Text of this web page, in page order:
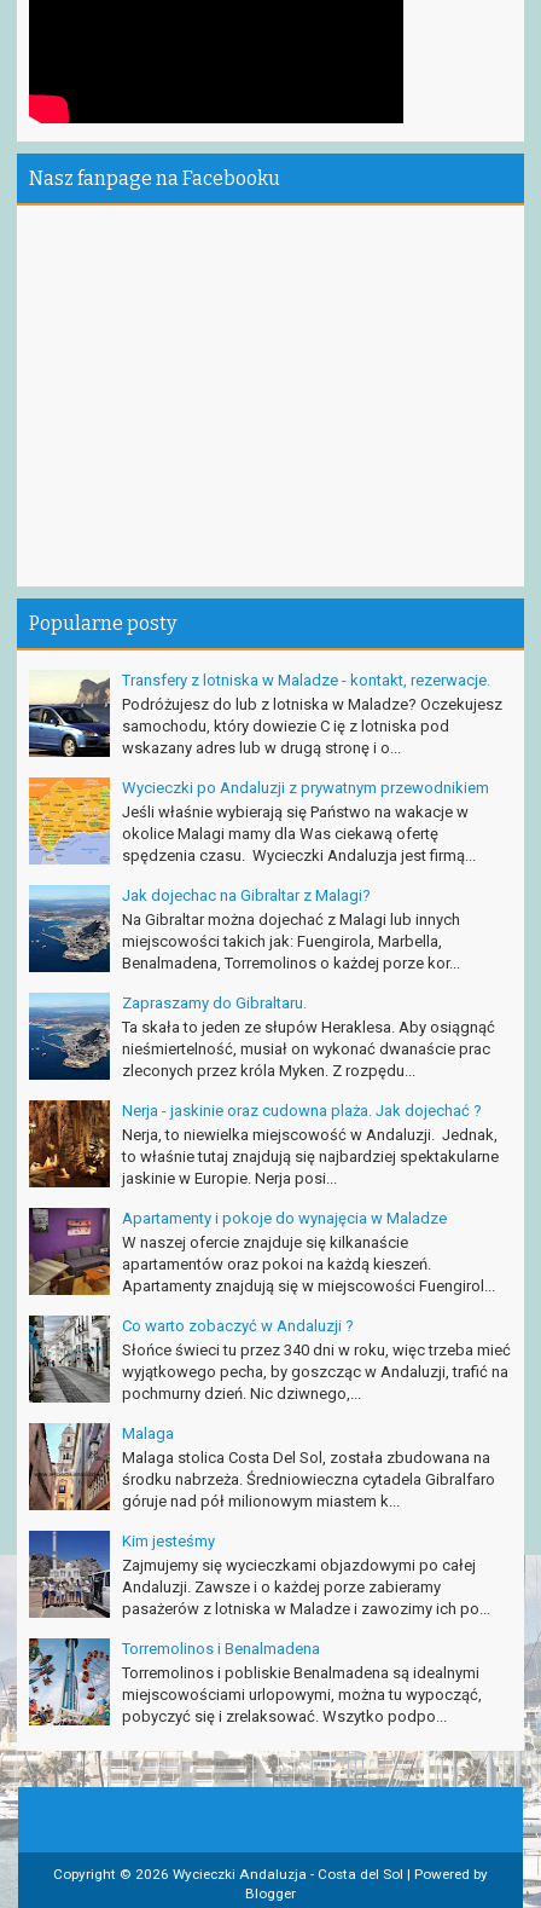
Nasz fanpage na Facebooku
Popularne posty
Transfery z lotniska w Maladze - kontakt, rezerwacje.
Podróżujesz do lub z lotniska w Maladze? Oczekujesz
samochodu, który dowiezie C ię z lotniska pod
wskazany adres lub w drugą stronę i o...
Wycieczki po Andaluzji z prywatnym przewodnikiem
Jeśli właśnie wybierają się Państwo na wakacje w
okolice Malagi mamy dla Was ciekawą ofertę
spędzenia czasu. Wycieczki Andaluzja jest firmą...
Jak dojechac na Gibraltar z Malagi?
Na Gibraltar można dojechać z Malagi lub innych
miejscowości takich jak: Fuengirola, Marbella,
Benalmadena, Torremolinos o każdej porze kor...
Zapraszamy do Gibraltaru.
Ta skała to jeden ze słupów Heraklesa. Aby osiągnąć
nieśmiertelność, musiał on wykonać dwanaście prac
zleconych przez króla Myken. Z rozpędu...
Nerja - jaskinie oraz cudowna plaża. Jak dojechać ?
Nerja, to niewielka miejscowość w Andaluzji. Jednak,
to właśnie tutaj znajdują się najbardziej spektakularne
jaskinie w Europie. Nerja posi...
Apartamenty i pokoje do wynajęcia w Maladze
W naszej ofercie znajduje się kilkanaście
apartamentów oraz pokoi na każdą kieszeń.
Apartamenty znajdują się w miejscowości Fuengirol...
Co warto zobaczyć w Andaluzji ?
Słońce świeci tu przez 340 dni w roku, więc trzeba mieć
wyjątkowego pecha, by goszcząc w Andaluzji, trafić na
pochmurny dzień. Nic dziwnego,...
Malaga
Malaga stolica Costa Del Sol, została zbudowana na
środku nabrzeża. Średniowieczna cytadela Gibralfaro
góruje nad pół milionowym miastem k...
Kim jesteśmy
Zajmujemy się wycieczkami objazdowymi po całej
Andaluzji. Zawsze i o każdej porze zabieramy
pasażerów z lotniska w Maladze i zawozimy ich po...
Torremolinos i Benalmadena
Torremolinos i pobliskie Benalmadena są idealnymi
miejscowościami urlopowymi, można tu wypocząć,
pobyczyć się i zrelaksować. Wszytko podpo...
Copyright © 2026 Wycieczki Andaluzja - Costa del Sol | Powered by
Blogger